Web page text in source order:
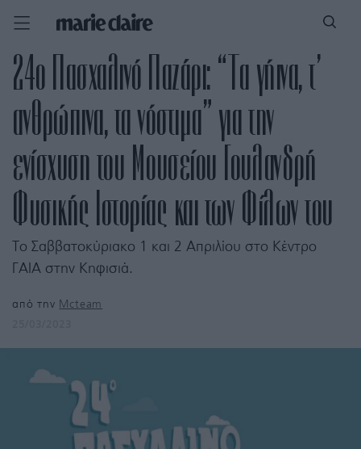
24ο Πασχαλινό Παζάρι: “Τα γήινα, τ’
ανθρώπινα, τα νόστιμα” για την
ενίσχυση του Μουσείου Γουλανδρή
Φυσικής Ιστορίας και των Φίλων του
Το Σαββατοκύριακο 1 και 2 Απριλίου στο Κέντρο
ΓΑΙΑ στην Κηφισιά.
από την Mcteam